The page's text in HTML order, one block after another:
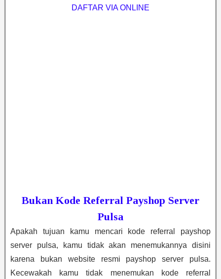
DAFTAR VIA ONLINE
Bukan Kode Referral Payshop Server
Pulsa
Apakah tujuan kamu mencari kode referral payshop
server pulsa, kamu tidak akan menemukannya disini
karena bukan website resmi payshop server pulsa.
Kecewakah kamu tidak menemukan kode referral